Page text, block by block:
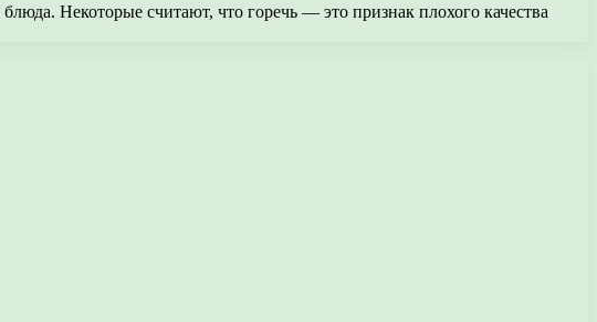
Некоторые считают, что горечь — это признак плохого качества